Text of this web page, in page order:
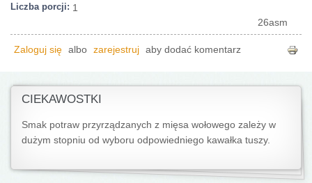
Liczba porcji: 1
26asm
Zaloguj się albo zarejestruj aby dodać komentarz
CIEKAWOSTKI
Smak potraw przyrządzanych z mięsa wołowego zależy w
dużym stopniu od wyboru odpowiedniego kawałka tuszy.